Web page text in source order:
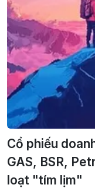
Cổ phiếu
GAS, BSR,
loạt "tím lịm"